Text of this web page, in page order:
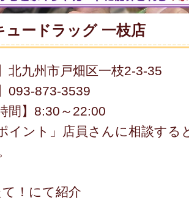
ュードラッグ 一枝店
北九州市戸畑区一枝2-3-35
093-873-3539
間】8:30～22:00
イント」店員さんに相談す
！にて紹介